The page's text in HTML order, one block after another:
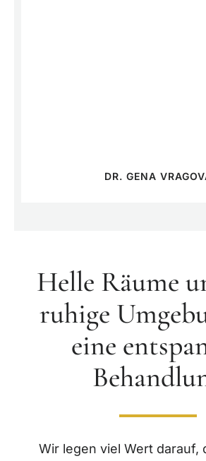
DR. GENA
Helle Räume
ruhige
eine
Wir legen viel Wert darauf,